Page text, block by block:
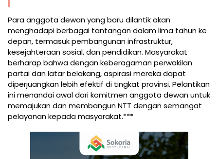
Para anggota dewan yang baru dilantik akan
menghadapi berbagai tantangan dalam lima tahun ke
depan, termasuk pembangunan infrastruktur,
kesejahteraan sosial, dan pendidikan. Masyarakat
berharap bahwa dengan keberagaman perwakilan
partai dan latar belakang, aspirasi mereka dapat
diperjuangkan lebih efektif di tingkat provinsi. Pelantikan
ini menandai awal dari komitmen anggota dewan untuk
memajukan dan membangun NTT dengan semangat
pelayanan kepada masyarakat.***